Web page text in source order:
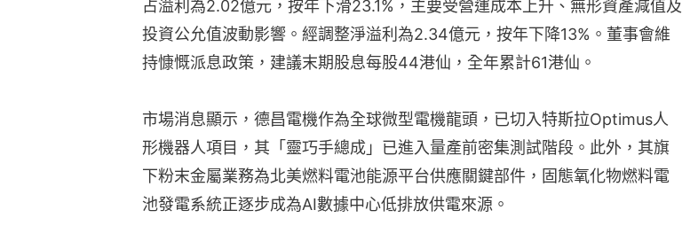
占溢利為2.02億元，按年下滑23.1%，主要受營運成本上升、無形資產減值及
投資公允值波動影響。經調整淨溢利為2.34億元，按年下降13%。董事會維
持慷慨派息政策，建議末期股息每股44港仙，全年累計61港仙。
市場消息顯示，德昌電機作為全球微型電機龍頭，已切入特斯拉Optimus人
形機器人項目，其「靈巧手總成」已進入量產前密集測試階段。此外，其旗
下粉末金屬業務為北美燃料電池能源平台供應關鍵部件，固態氧化物燃料電
池發電系統正逐步成為AI數據中心低排放供電來源。